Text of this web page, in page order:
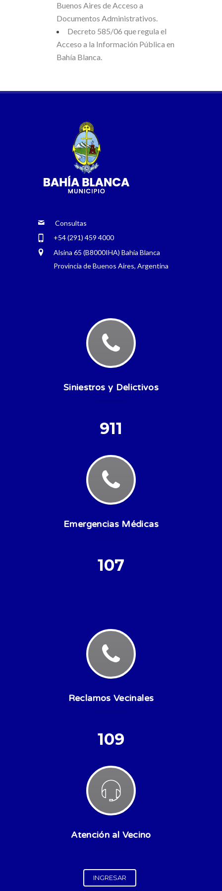
Buenos Aires de Acceso a
Documentos Administrativos.
Decreto 585/06 que regula el
Acceso a la Información Pública en
Bahía Blanca.
Consultas
+54 (291) 459 4000
Alsina 65 (B8000IHA) Bahía Blanca
Provincia de Buenos Aires, Argentina
Siniestros y Delictivos
911
Emergencias Médicas
107
Reclamos Vecinales
109
Atención al Vecino
INGRESAR